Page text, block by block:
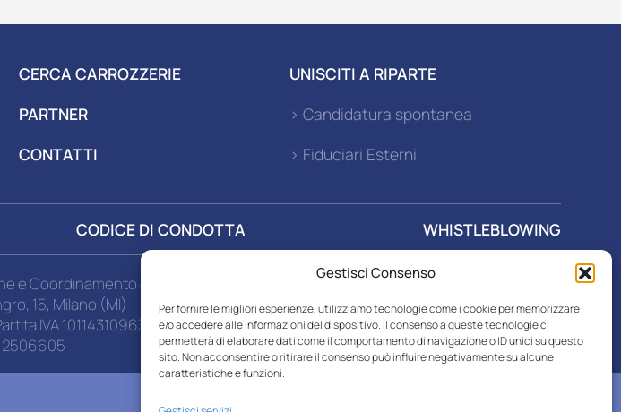
Gestisci Consenso
Per fornire le migliori esperienze, utilizziamo tecnologie come i cookie per memorizzare
e/o accedere alle informazioni del dispositivo. Il consenso a queste tecnologie ci
permetterà di elaborare dati come il comportamento di navigazione o ID unici su questo
sito. Non acconsentire o ritirare il consenso può influire negativamente su alcune
caratteristiche e funzioni.
CERCA CARROZZERIE
PARTNER
CONTATTI
UNISCITI A RIPARTE
> Candidatura spontanea
> Fiduciari Esterni
CODICE DI CONDOTTA WHISTLEBLOWING
e Coordinamento di MSA Mizar SPA
15, Milano (MI)
IVA 10114310963
2506605